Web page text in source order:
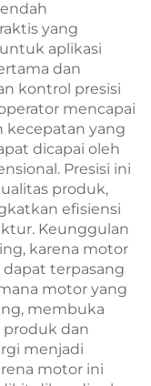
yang
aplikasi
dan
kontrol presisi
mencapai
kecepatan yang
dicapai oleh
Presisi ini
produk,
efisiensi
Keunggulan
karena motor
terpasang
motor yang
membuka
dan
menjadi
motor ini